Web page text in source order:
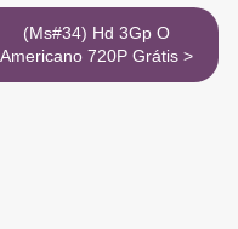
(Ms#34) Hd 3Gp O
Americano 720P Grátis >